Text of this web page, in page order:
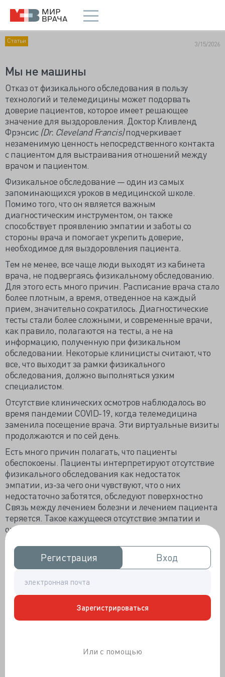
Регистрация
Регистрация Вход
Вход
Зарегистрироваться
Или с помощью
Статьи 3/15/2026
Мы не машины
Отказ от физикального обследования в пользу
технологий и телемедицины может подорвать
доверие пациентов, которое имеет решающее
значение для выздоровления. Доктор Кливленд
Фрэнсис (Dr. Cleveland Francis)подчеркивает
незаменимую ценность непосредственного контакта
с пациентом для выстраивания отношений между
врачом и пациентом.
Физикальное обследование — один из самых
запоминающихся уроков в медицинской школе.
Помимо того, что он является важным
диагностическим инструментом, он также
способствует проявлению эмпатии и заботы со
стороны врача и помогает укрепить доверие,
необходимое для выздоровления пациента.
Тем не менее, все чаще люди выходят из кабинета
врача, не подвергаясь физикальному обследованию.
Для этого есть много причин. Расписание врача стало
более плотным, а время, отведенное на каждый
прием, значительно сократилось. Диагностические
тесты стали более сложными, и современные врачи,
как правило, полагаются на тесты, а не на
информацию, полученную при физикальном
обследовании. Некоторые клиницисты считают, что
все, что выходит за рамки физикального
обследования, должно выполняться узким
специалистом.
Отсутствие клинических осмотров наблюдалось во
время пандемии COVID-19, когда телемедицина
заменила посещение врача. Эти виртуальные визиты
продолжаются и по сей день.
Есть много причин полагать, что пациенты
обеспокоены. Пациенты интерпретируют отсутствие
физикального обследования как недостаток
эмпатии, из-за чего они чувствуют, что о них
недостаточно заботятся, обследуют поверхностно
Связь между лечением болезни и лечением пациента
теряется. Такое кажущееся отсутствие эмпатии и
ощущение отстраненности не способствует
установлению прочных отношений между пациентом
и врачом, которые способствуют выздоровлению.
Появление технологии искусственного интеллекта
также способствует такому подходу без
вмешательств. Этот технологический инструмент
сможет проводить гораздо более тщательную
дифференциальную диагностику и даже
рекомендовать планы лечения.
пациентов и во многих случаях служит основой для